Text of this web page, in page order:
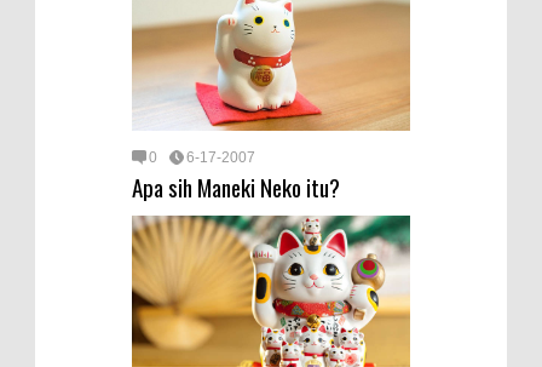
0 6-17-2007
Apa sih Maneki Neko itu?